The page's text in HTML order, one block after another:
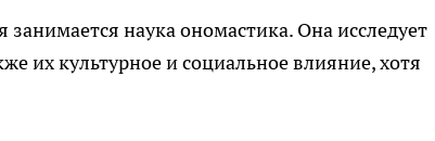
наука ономастика. Она исследует
их культурное и социальное влияние, хотя